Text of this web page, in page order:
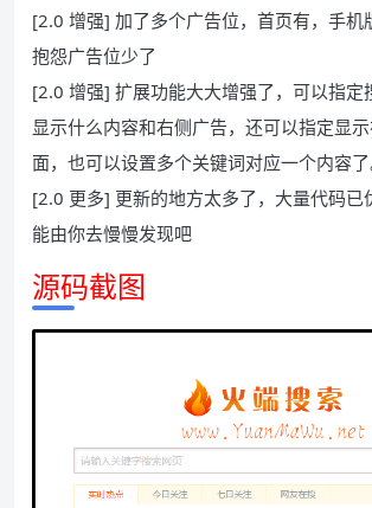
[2.0 增强] 加了多个广告位，首页有，手机
抱怨广告位少了
[2.0 增强] 扩展功能大大增强了，可以指定
显示什么内容和右侧广告，还可以指定显
面，也可以设置多个关键词对应一个内容了
[2.0 更多] 更新的地方太多了，大量代码已
能由你去慢慢发现吧
源码截图